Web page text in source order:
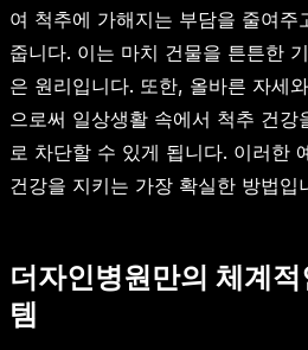
여 척추에 가해지는 부담을 줄여주
줍니다. 이는 마치 건물을 튼튼한
은 원리입니다. 또한, 올바른 자세
으로써 일상생활 속에서 척추 건강
로 차단할 수 있게 됩니다. 이러한
건강을 지키는 가장 확실한 방법입
더자인병원만의 체계
템